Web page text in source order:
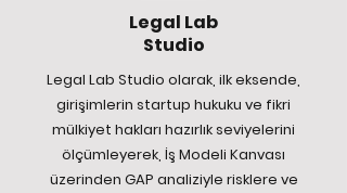
Legal Lab
Studio
Legal Lab Studio olarak, ilk eksende,
girişimlerin startup hukuku ve fikri
mülkiyet hakları hazırlık seviyelerini
ölçümleyerek, İş Modeli Kanvası
üzerinden GAP analiziyle risklere ve